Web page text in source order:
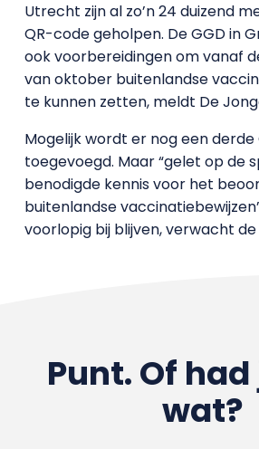
Utrecht zijn al zo’n 24 duizend
QR-code geholpen. De GGD in
ook voorbereidingen om vanaf
van oktober buitenlandse
te kunnen zetten, meldt De
Mogelijk wordt er nog een
toegevoegd. Maar “gelet op de
benodigde kennis voor het
buitenlandse
voorlopig bij blijven, verwacht
Punt. Of
wat?